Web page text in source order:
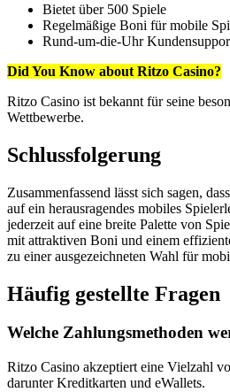
Bietet über 500 Spiele
Regelmäßige Boni für mobile
Rund-um-die-Uhr
Did You Know about Ritzo Casino?
Ritzo Casino ist bekannt für seine
Wettbewerbe.
Schlussfolgerung
Zusammenfassend lässt sich sagen,
auf ein herausragendes mobiles
jederzeit auf eine breite Palette von
mit attraktiven Boni und einem
zu einer ausgezeichneten Wahl für
Häufig gestellte Fragen
Welche Zahlungsmethoden
Ritzo Casino akzeptiert eine Vielzahl
darunter Kreditkarten und eWallets.